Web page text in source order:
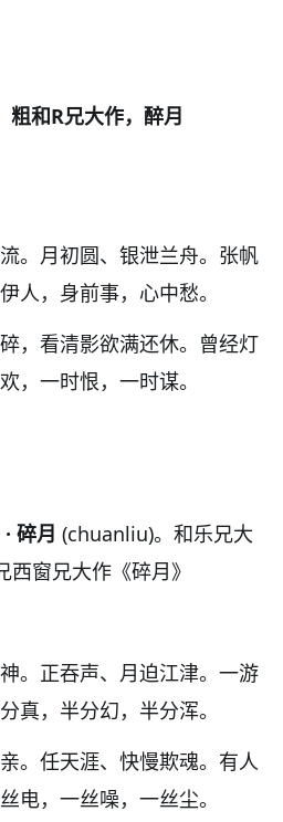
粗和R兄大作，醉月
。月初圆、银泄兰舟。张帆
人，身前事，心中愁。
，看清影欲满还休。曾经灯
，一时恨，一时谋。
碎月 (chuanliu)。和乐兄大
窗兄大作《碎月》
。正吞声、月迫江津。一游
真，半分幻，半分浑。
。任天涯、快慢欺魂。有人
电，一丝噪，一丝尘。